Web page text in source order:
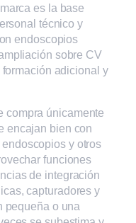
es la base
técnico y
endoscopios
sobre CV
adicional y
compra únicamente
encajan bien con
y otros
funciones
de integración
capturadores y
pequeña o una